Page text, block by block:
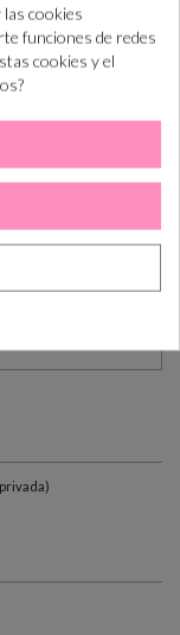
fabricado en
, click aquí
sellos de
:
de nuestros
las cookies
funciones de redes
cookies y el